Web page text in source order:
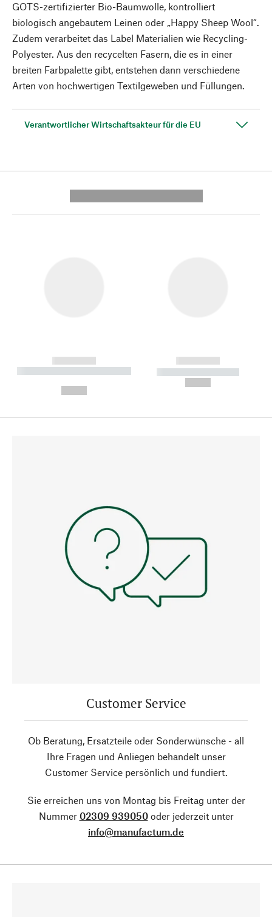
GOTS-zertifizierter Bio-Baumwolle, kontrolliert
biologisch angebautem Leinen oder „Happy Sheep Wool“.
Zudem verarbeitet das Label Materialien wie Recycling-
Polyester. Aus den recycelten Fasern, die es in einer
breiten Farbpalette gibt, entstehen dann verschiedene
Arten von hochwertigen Textilgeweben und Füllungen.
Verantwortlicher Wirtschaftsakteur für die EU
------------
----------- ----------- --------
------------
----------- -----------
Customer Service
Ob Beratung, Ersatzteile oder Sonderwünsche - all
Ihre Fragen und Anliegen behandelt unser
Customer Service persönlich und fundiert.
Sie erreichen uns von Montag bis Freitag unter der
Nummer 02309 939050oder jederzeit unter
info@manufactum.de